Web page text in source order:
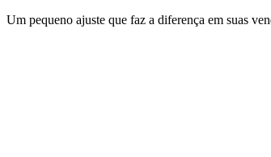
Um pequeno ajuste que faz a diferença em suas